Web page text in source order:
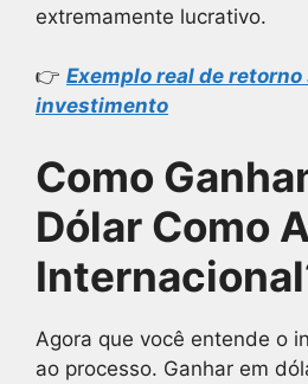
extremamente lucrativo.
👉 Exemplo real de retorno
investimento
Como
Dólar Como
Agora que você entende o
ao processo. Ganhar em